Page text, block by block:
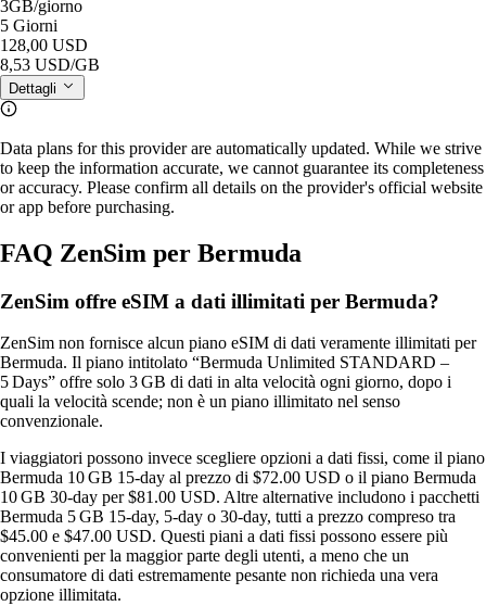
3GB/giorno
5 Giorni
128,00 USD
8,53 USD/GB
Dettagli
Data plans for this provider are automatically updated. While we strive
to keep the information accurate, we cannot guarantee its completeness
or accuracy. Please confirm all details on the provider's official website
or app before purchasing.
FAQ ZenSim per Bermuda
ZenSim offre eSIM a dati illimitati per Bermuda?
ZenSim non fornisce alcun piano eSIM di dati veramente illimitati per
Bermuda. Il piano intitolato “Bermuda Unlimited STANDARD –
5 Days” offre solo 3 GB di dati in alta velocità ogni giorno, dopo i
quali la velocità scende; non è un piano illimitato nel senso
convenzionale.
I viaggiatori possono invece scegliere opzioni a dati fissi, come il piano
Bermuda 10 GB 15‑day al prezzo di $72.00 USD o il piano Bermuda
10 GB 30‑day per $81.00 USD. Altre alternative includono i pacchetti
Bermuda 5 GB 15‑day, 5‑day o 30‑day, tutti a prezzo compreso tra
$45.00 e $47.00 USD. Questi piani a dati fissi possono essere più
convenienti per la maggior parte degli utenti, a meno che un
consumatore di dati estremamente pesante non richieda una vera
opzione illimitata.